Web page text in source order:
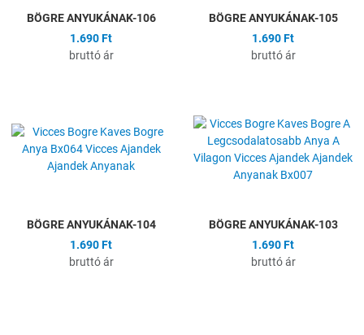
BÖGRE ANYUKÁNAK-106
1.690 Ft
bruttó ár
BÖGRE ANYUKÁNAK-105
1.690 Ft
bruttó ár
Összehasonlítás
Gyors nézet
BÖGRE ANYUKÁNAK-104
1.690 Ft
bruttó ár
BÖGRE ANYUKÁNAK-103
1.690 Ft
bruttó ár